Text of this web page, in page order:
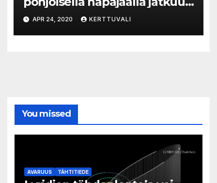
viruksesta huolimatta
APR 24, 2020 KERTTUVALI
You missed
AVARUUS TÄHTITIEDE